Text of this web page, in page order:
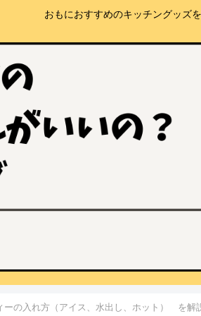
おもにおすすめのキッチングッズ
ーの入れ方（アイス、水出し、ホット） を解